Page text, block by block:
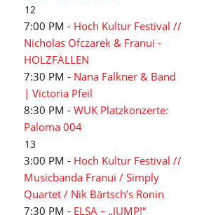
12
7:00 PM - Hoch Kultur Festival //
Nicholas Ofczarek & Franui -
HOLZFÄLLEN
7:30 PM - Nana Falkner & Band
| Victoria Pfeil
8:30 PM - WUK Platzkonzerte:
Paloma 004
13
3:00 PM - Hoch Kultur Festival //
Musicbanda Franui / Simply
Quartet / Nik Bärtsch’s Ronin
7:30 PM - ELSA – „JUMP!“